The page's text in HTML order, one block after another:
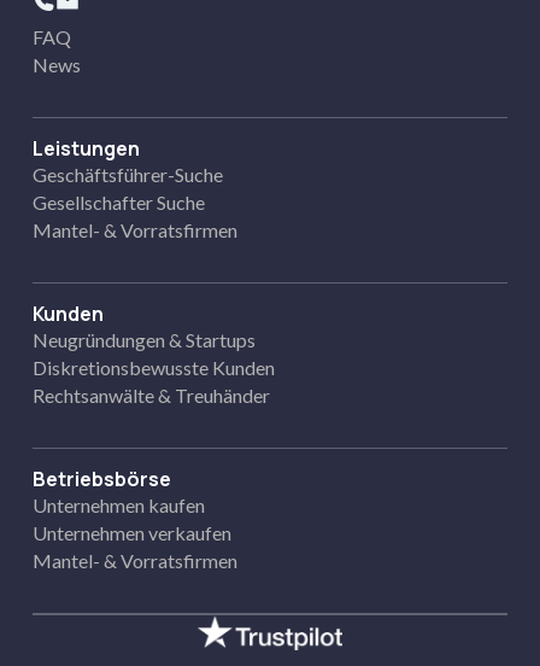
FAQ
News
Leistungen
Geschäftsführer-Suche
Gesellschafter Suche
Mantel- & Vorratsfirmen
Kunden
Neugründungen & Startups
Diskretionsbewusste Kunden
Rechtsanwälte & Treuhänder
Betriebsbörse
Unternehmen kaufen
Unternehmen verkaufen
Mantel- & Vorratsfirmen